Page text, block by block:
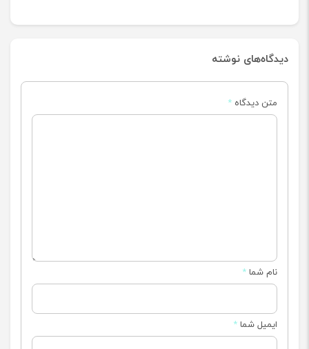
دیدگاه‌های نوشته
متن دیدگاه *
نام شما *
ایمیل شما *